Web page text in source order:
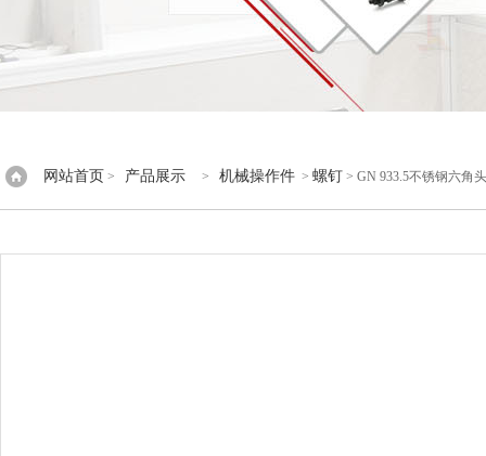
网站首页 > 产品展示 > 机械操作件 > 螺钉 > GN 933.5不锈钢六角